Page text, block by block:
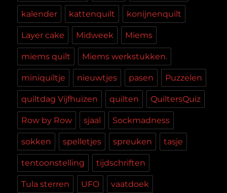
kalender kattenquilt konijnenquilt
Layer cake Midweek Miems
miems quilt Miems werkstukken.
miniquiltje nieuwtjes pasen Puzzelen
quiltdag Vijfhuizen quilten QuiltersQuiz
Row by Row sjaal Sockmadness
sokken spelletjes spreuken tasje
tentoonstelling tijdschriften
Tula sterren UFO vaatdoek